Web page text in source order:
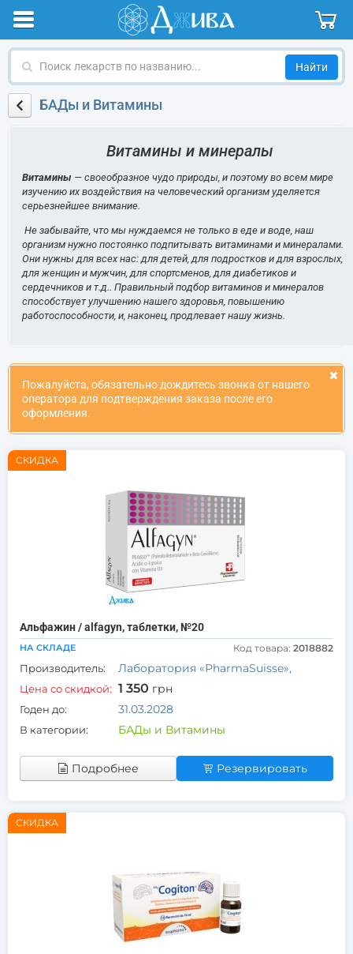
Поиск
по
названиюБАДы и Витамины
Витамины и минералы
Витамины — своеобразное чудо природы, и поэтому во всем мире
изучению их воздействия на человеческий организм уделяется
серьезнейшее внимание.
Не забывайте, что мы нуждаемся не только в еде и воде, наш
организм нужно постоянко подпитывать витаминами и минералами.
Они нужны для всех нас: для детей, для подростков и для взрослых,
для женщин и мужчин, для спортсменов, для диабетиков и
сердечников и т.д.. Правильный подбор витаминов и минералов
способствует улучшению нашего здоровья, повышению
работоспособности, и, наконец, продлевает нашу жизнь.
Пожалуйста, обязательно дождитесь звонка от нашего
оператора для подтверждения заказа после его
оформления.
СКИДКА
Альфажин / alfagyn, таблетки, №20
НА СКЛАДЕ Код товара: 2018882
Производитель: Лаборатория «РharmaSuisse»,
Цена со скидкой: 1 350 грн
Годен до: 31.03.2028
В категории: БАДы и Витамины
Подробнее Резервировать
СКИДКА